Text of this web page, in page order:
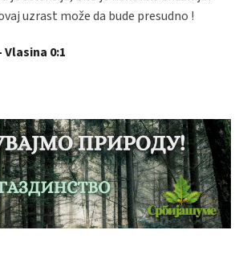
uzrast može da bude presudno !
0:1